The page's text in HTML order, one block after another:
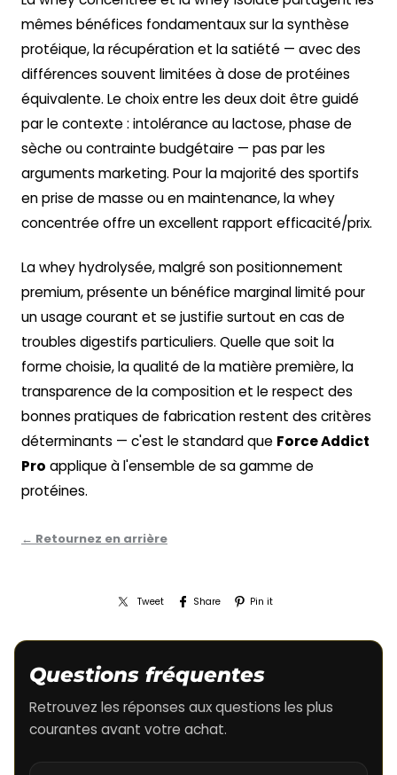
mêmes bénéfices fondamentaux sur la synthèse
protéique, la récupération et la satiété — avec des
différences souvent limitées à dose de protéines
équivalente. Le choix entre les deux doit être guidé
par le contexte : intolérance au lactose, phase de
sèche ou contrainte budgétaire — pas par les
arguments marketing. Pour la majorité des sportifs
en prise de masse ou en maintenance, la whey
concentrée offre un excellent rapport efficacité/prix.
La whey hydrolysée, malgré son positionnement
premium, présente un bénéfice marginal limité pour
un usage courant et se justifie surtout en cas de
troubles digestifs particuliers. Quelle que soit la
forme choisie, la qualité de la matière première, la
transparence de la composition et le respect des
bonnes pratiques de fabrication restent des critères
déterminants — c'est le standard que Force Addict
Pro applique à l'ensemble de sa gamme de
protéines.
← Retournez en arrière
Tweet Share Pin it
Questions fréquentes
Retrouvez les réponses aux questions les plus
courantes avant votre achat.